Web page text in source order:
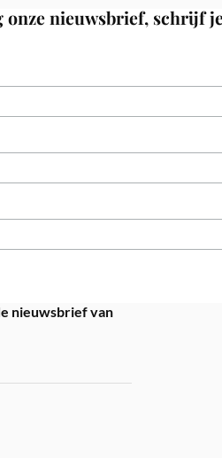
onze nieuwsbrief, schrijf
nieuwsbrief van